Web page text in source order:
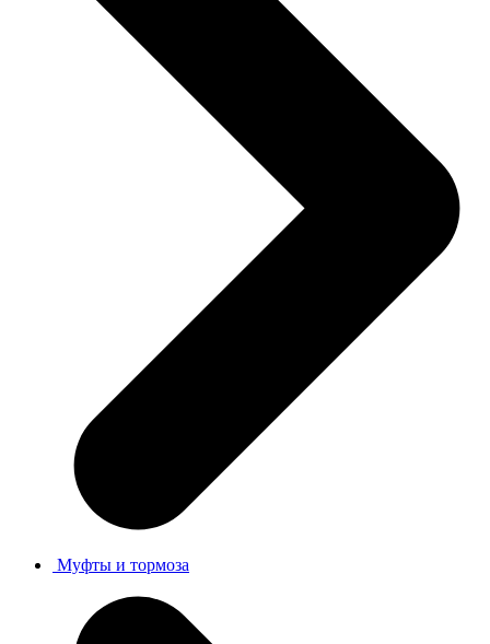
Муфты и тормоза